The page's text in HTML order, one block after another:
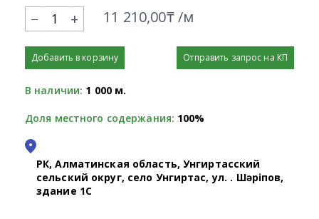
+ 11 210,00₸ /м
Добавить в корзину Отправить запрос на КП
В наличии: 1 000 м.
Доля местного содержания: 100%
РК, Алматинская область, Унгиртасский
сельский округ, село Унгиртас, ул. Қ. Шәріпов,
здание 1С